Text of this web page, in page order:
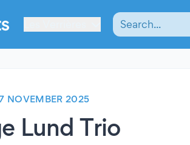
NOVEMBER 2025
Lund Trio